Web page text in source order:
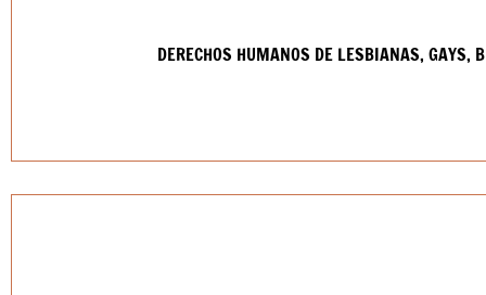
DERECHOS HUMANOS DE LESBIANAS, GAYS,